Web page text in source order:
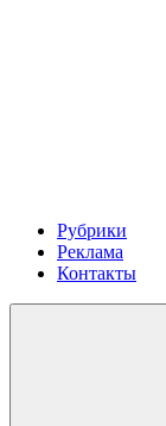
Рубрики
Реклама
Контакты